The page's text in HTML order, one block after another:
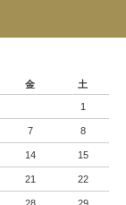
金 土
1
7 8
14 15
21 22